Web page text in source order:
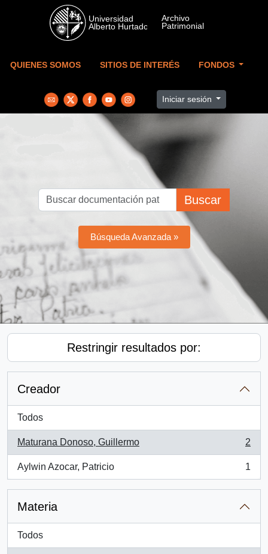
Skip to main content
QUIENES SOMOS SITIOS DE INTERÉS FONDOS
Iniciar sesión
Buscar
Búsqueda Avanzada »
Restringir resultados por:
Creador
Todos
Maturana Donoso, Guillermo
, 2 resultados
2
Aylwin Azocar, Patricio
, 1 resultados
1
Materia
Todos